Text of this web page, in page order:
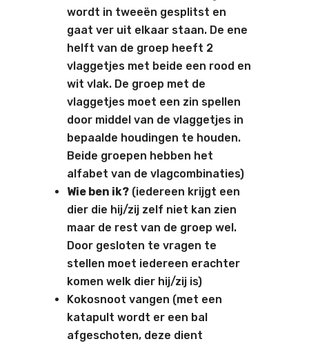
wordt in tweeën gesplitst en
gaat ver uit elkaar staan. De ene
helft van de groep heeft 2
vlaggetjes met beide een rood en
wit vlak. De groep met de
vlaggetjes moet een zin spellen
door middel van de vlaggetjes in
bepaalde houdingen te houden.
Beide groepen hebben het
alfabet van de vlagcombinaties)
Wie ben ik? (iedereen krijgt een
dier die hij/zij zelf niet kan zien
maar de rest van de groep wel.
Door gesloten te vragen te
stellen moet iedereen erachter
komen welk dier hij/zij is)
Kokosnoot vangen (met een
katapult wordt er een bal
afgeschoten, deze dient